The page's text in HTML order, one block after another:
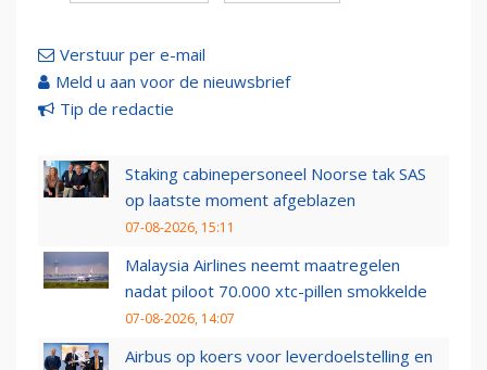
Verstuur per e-mail
Meld u aan voor de nieuwsbrief
Tip de redactie
Staking cabinepersoneel Noorse tak SAS
op laatste moment afgeblazen
07-08-2026, 15:11
Malaysia Airlines neemt maatregelen
nadat piloot 70.000 xtc-pillen smokkelde
07-08-2026, 14:07
Airbus op koers voor leverdoelstelling en